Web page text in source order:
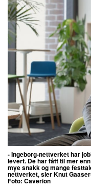
- Ingeborg-nettverket har
levert. De har fått til mer
mye snakk og mange
nettverket, sier Knut
Foto: Caverion